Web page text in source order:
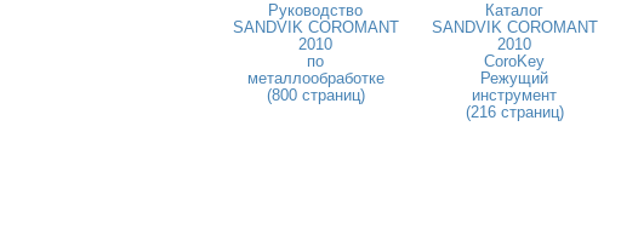
Руководство
SANDVIK COROMANT
2010
по
металлообработке
(800 страниц)
Каталог
SANDVIK COROMANT
2010
CoroKey
Режущий
инструмент
(216 страниц)